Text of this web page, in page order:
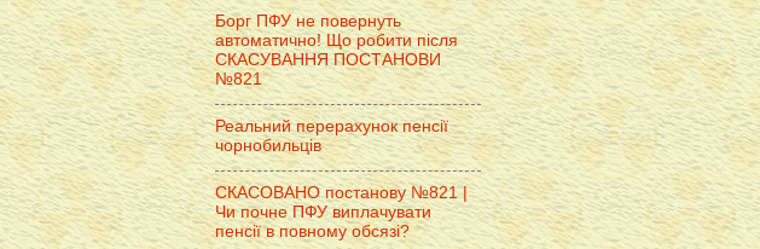
Борг ПФУ не повернуть
автоматично! Що робити після
СКАСУВАННЯ ПОСТАНОВИ
№821
Реальний перерахунок пенсії
чорнобильців
СКАСОВАНО постанову №821 |
Чи почне ПФУ виплачувати
пенсії в повному обсязі?